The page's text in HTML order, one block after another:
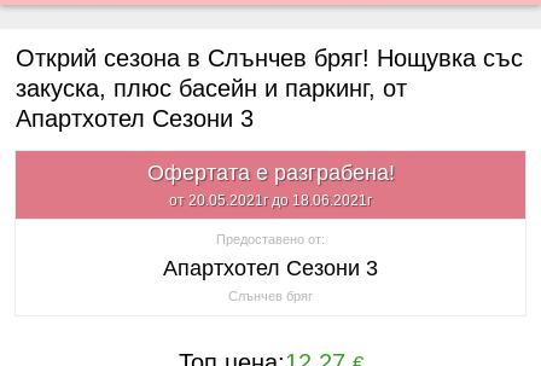
Открий сезона в Слънчев бряг! Нощувка със
закуска, плюс басейн и паркинг, от
Апартхотел Сезони 3
Офертата е разграбена!
от 20.05.2021г до 18.06.2021г
Предоставено от:
Апартхотел Сезони 3
Слънчев бряг